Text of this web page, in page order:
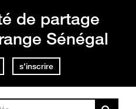
de partage
Sénégal
s'inscrire